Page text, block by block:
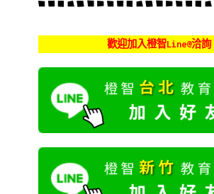
歡迎加入橙智Line@洽詢